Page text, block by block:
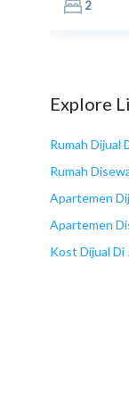
2
Explore
Rumah Dijual
Rumah
Apartemen
Apartemen
Kost Dijual Di